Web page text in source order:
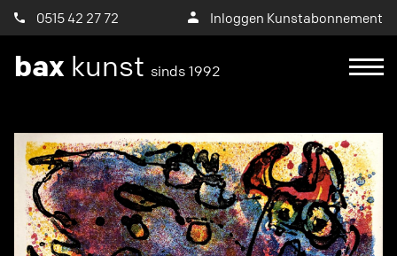
0515 42 27 72 Inloggen Kunstabonnement
bax kunst sinds 1992